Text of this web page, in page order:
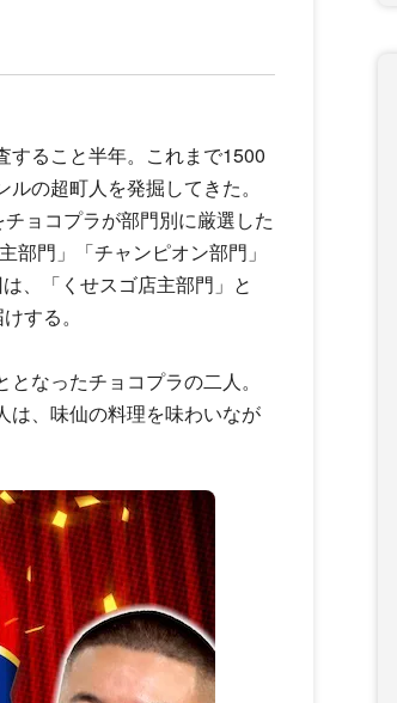
すること半年。これまで1500
の超町人を発掘してきた。
ョコプラが部門別に厳選した
部門」「チャンピオン部門」
、「くせスゴ店主部門」と
する。
なったチョコプラの二人。
は、味仙の料理を味わいなが